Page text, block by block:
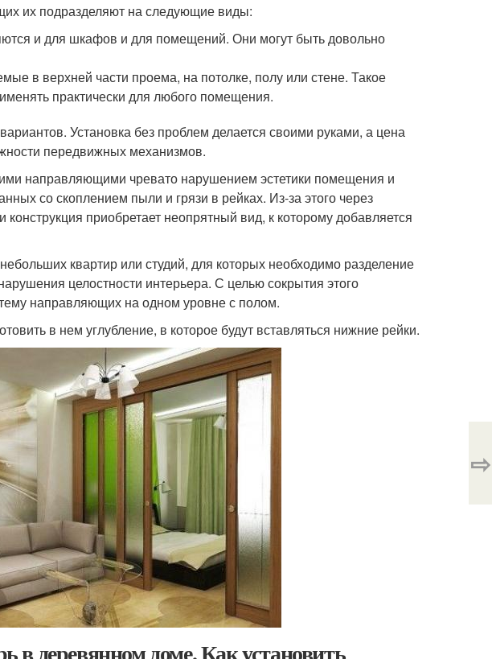
их подразделяют на следующие виды:
и для шкафов и для помещений. Они могут быть довольно
в верхней части проема, на потолке, полу или стене. Такое
практически для любого помещения.
Установка без проблем делается своими руками, а цена
передвижных механизмов.
направляющими чревато нарушением эстетики помещения и
со скоплением пыли и грязи в рейках. Из-за этого через
приобретает неопрятный вид, к которому добавляется
квартир или студий, для которых необходимо разделение
целостности интерьера. С целью сокрытия этого
направляющих на одном уровне с полом.
в нем углубление, в которое будут вставляться нижние рейки.
⇨